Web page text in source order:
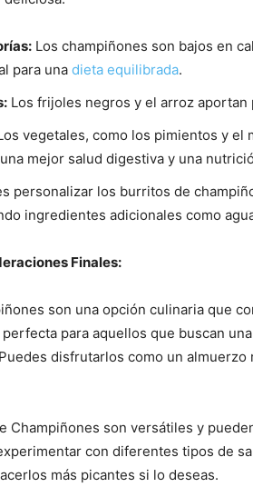
Los champiñones son bajos en
para una dieta equilibrada.
Los frijoles negros y el arroz
vegetales, como los pimientos y el
mejor salud digestiva y una
personalizar los burritos de
ingredientes adicionales como
Finales:
son una opción culinaria que
para aquellos que buscan
disfrutarlos como un
Champiñones son versátiles y
con diferentes tipos de
más picantes si lo deseas.